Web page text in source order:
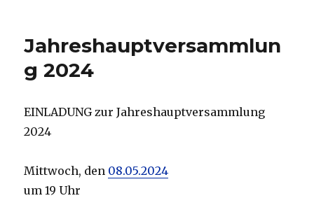
Jahreshauptversammlun
g 2024
EINLADUNG zur Jahreshauptversammlung
2024
Mittwoch, den 08.05.2024
um 19 Uhr